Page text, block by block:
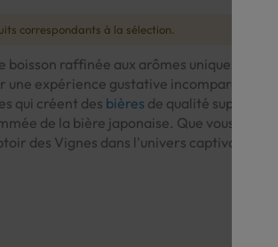
correspondants à la sélection.
boisson raffinée aux arômes uniques.
expérience gustative incomparable.
qui créent des bières de qualité
de la bière japonaise. Que vous soyez
des Vignes dans l'univers captivant de